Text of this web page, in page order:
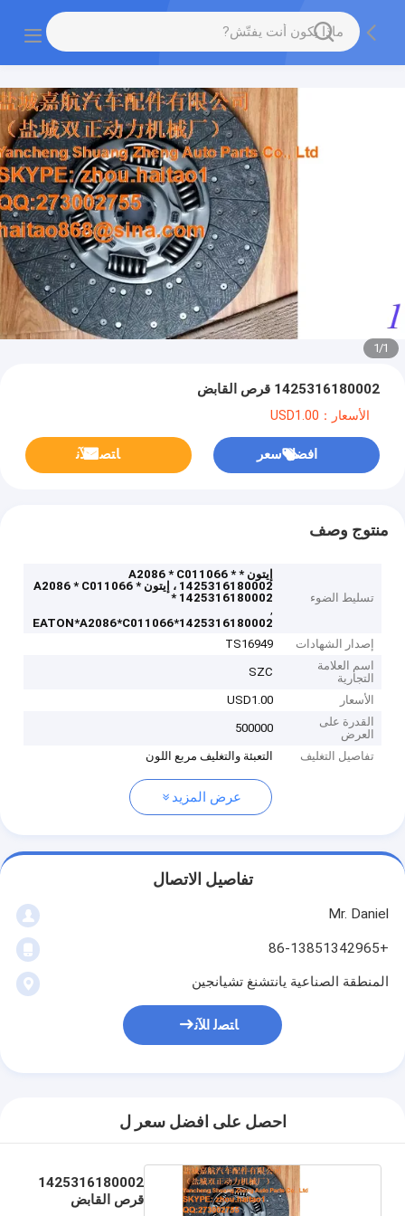
1
/
1
1425316180002 قرص القابض
الأسعار：USD1.00
افضل سعر ﺎﺘﺼﻟ ﺍﻶﻧ
منتوج وصف
تسليط الضوء
إيتون * A2086 * C011066 *
1425316180002 ، إيتون * A2086 * C011066
* 1425316180002
,
EATON*A2086*C011066*1425316180002
إصدار الشهادات
TS16949
اسم العلامة
التجارية
SZC
الأسعار
USD1.00
القدرة على
العرض
500000
تفاصيل التغليف التعبئة والتغليف مربع اللون
عرض المزيد
تفاصيل الاتصال
Mr. Daniel
+86-13851342965
المنطقة الصناعية يانتشنغ تشيانجين
ﺎﺘﺼﻟ ﺍﻶﻧ
احصل على افضل سعر ل
1425316180002
قرص القابض